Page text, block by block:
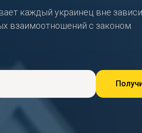
каждый украинец вне
взаимоотношений с законом.